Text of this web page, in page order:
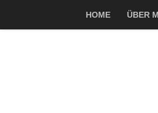
HOME ÜBER